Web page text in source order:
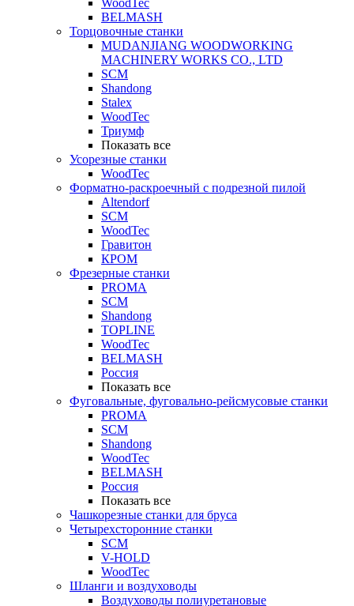
WoodTec
BELMASH
Торцовочные станки
MUDANJIANG WOODWORKING
MACHINERY WORKS CO., LTD
SCM
Shandong
Stalex
WoodTec
Триумф
Показать все
Усорезные станки
WoodTec
Форматно-раскроечный с подрезной пилой
Altendorf
SCM
WoodTec
Гравитон
КРОМ
Фрезерные станки
PROMA
SCM
Shandong
TOPLINE
WoodTec
BELMASH
Россия
Показать все
Фуговальные, фуговально-рейсмусовые станки
PROMA
SCM
Shandong
WoodTec
BELMASH
Россия
Показать все
Чашкорезные станки для бруса
Четырехсторонние станки
SCM
V-HOLD
WoodTec
Шланги и воздуховоды
Воздуховоды полиуретановые